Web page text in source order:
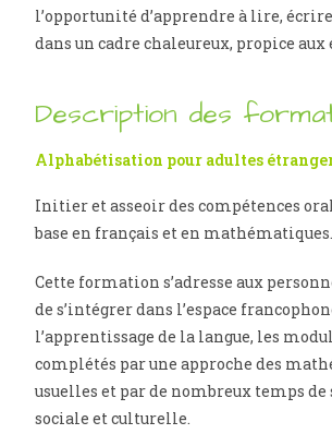
l’opportunité d’apprendre à lire,
dans un cadre chaleureux, propice aux
Description des
Alphabétisation pour adultes
Initier et asseoir des compétences
base en français et en mathématiques.
Cette formation s’adresse aux
de s’intégrer dans l’espace
l’apprentissage de la langue, les
complétés par une approche des
usuelles et par de nombreux temps
sociale et culturelle.